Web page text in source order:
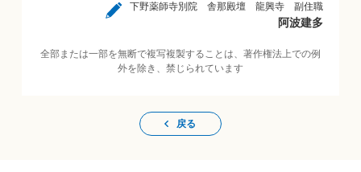
下野薬師寺別院 舎那殿壇 龍興寺 副住職
阿波建多
全部または一部を無断で複写複製することは、著作権法上での例
外を除き、禁じられています
戻る